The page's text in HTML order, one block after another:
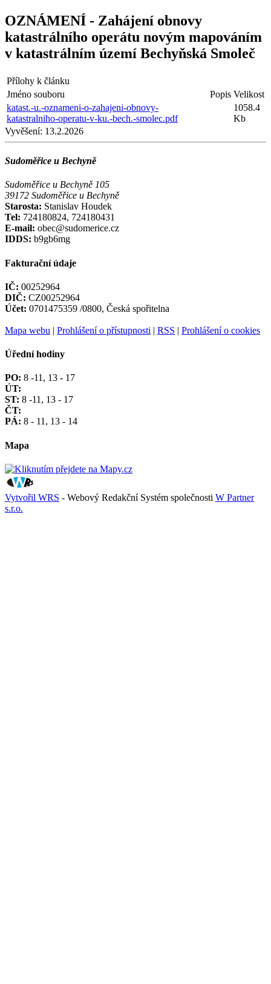
OZNÁMENÍ - Zahájení obnovy
katastrálního operátu novým mapováním
v katastrálním území Bechyňská Smoleč
Přílohy k článku
Jméno souboru
Popis Velikost
katast.-u.-oznameni-o-zahajeni-obnovy-
katastralniho-operatu-v-ku.-bech.-smolec.pdf
1058.4
Kb
Vyvěšení: 13.2.2026
Sudoměřice u Bechyně
Sudoměřice u Bechyně 105
39172 Sudoměřice u Bechyně
Starosta: Stanislav Houdek
Tel: 724180824, 724180431
E-mail: obec@sudomerice.cz
IDDS: b9gb6mg
Fakturační údaje
IČ: 00252964
DIČ: CZ00252964
Účet: 0701475359 /0800, Česká spořitelna
Mapa webu | Prohlášení o přístupnosti | RSS | Prohlášení o cookies
Úřední hodiny
PO: 8 -11, 13 - 17
ÚT:
ST: 8 -11, 13 - 17
ČT:
PÁ: 8 - 11, 13 - 14
Mapa
Vytvořil WRS - Webový Redakční Systém společnosti W Partner
s.r.o.